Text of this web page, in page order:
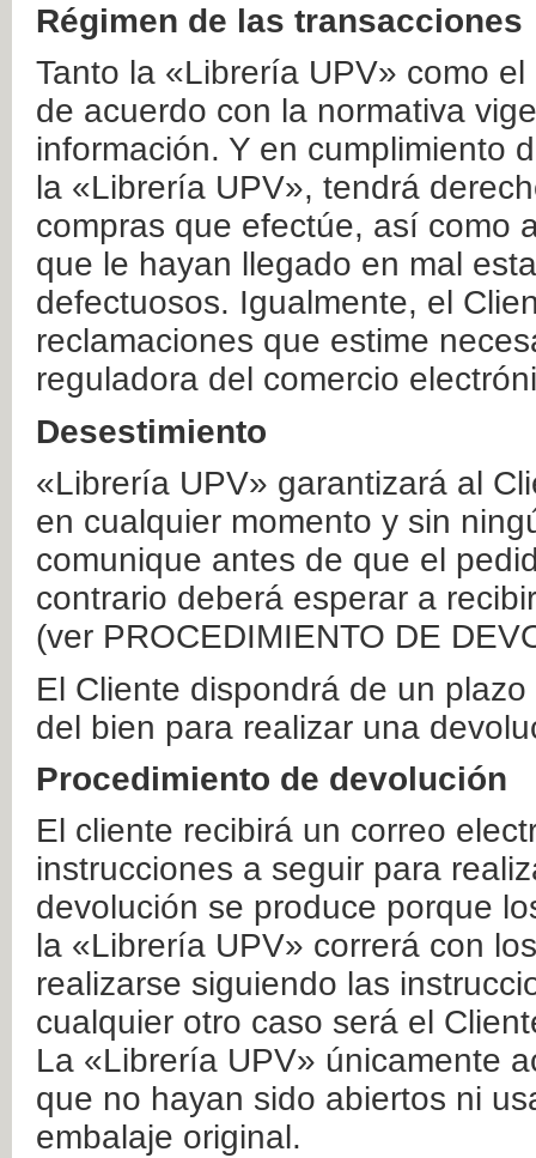
Régimen de las transacciones
Tanto la «Librería UPV» como
de acuerdo con la normativa
información. Y en cumplimiento
la «Librería UPV», tendrá
compras que efectúe, así como
que le hayan llegado en mal
defectuosos. Igualmente, el
reclamaciones que estime
reguladora del comercio
Desestimiento
«Librería UPV» garantizará al
en cualquier momento y sin
comunique antes de que el
contrario deberá esperar a
(ver PROCEDIMIENTO DE
El Cliente dispondrá de un
del bien para realizar una
Procedimiento de devolución
El cliente recibirá un correo
instrucciones a seguir para
devolución se produce porque
la «Librería UPV» correrá con
realizarse siguiendo las
cualquier otro caso será el
La «Librería UPV» únicamente
que no hayan sido abiertos ni
embalaje original.